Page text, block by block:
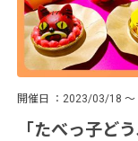
開催日 2023/03/18
「たべっ子ど